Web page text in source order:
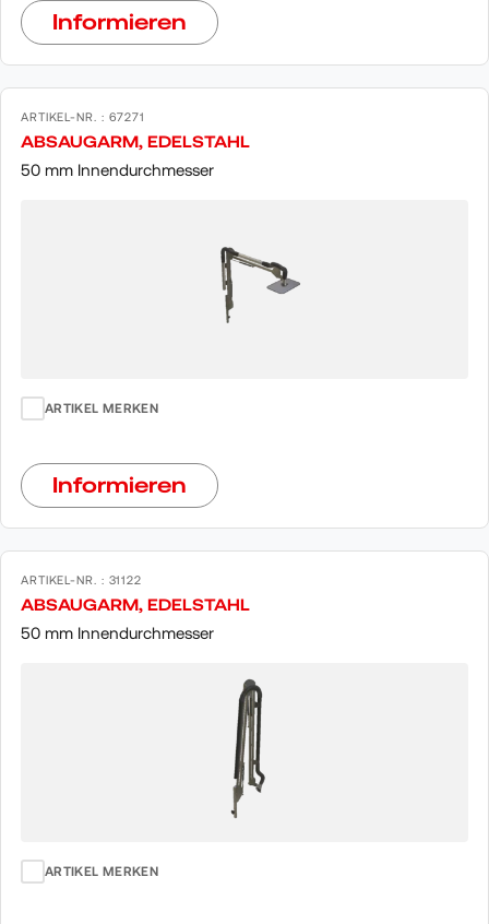
Informieren
ARTIKEL-NR. : 67271
ABSAUGARM, EDELSTAHL
50 mm Innendurchmesser
ARTIKEL MERKEN
Informieren
ARTIKEL-NR. : 31122
ABSAUGARM, EDELSTAHL
50 mm Innendurchmesser
ARTIKEL MERKEN